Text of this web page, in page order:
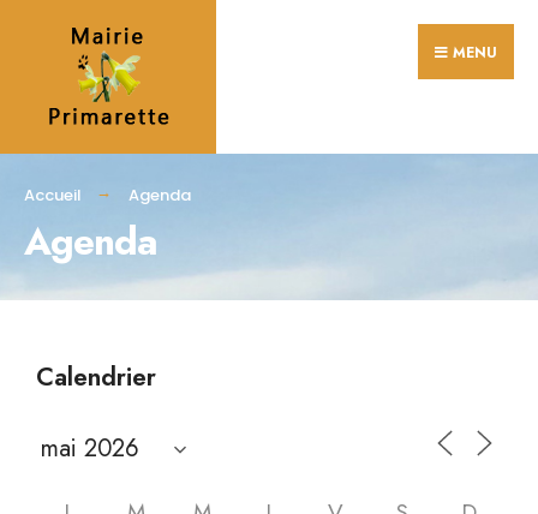
MENU
Accueil Agenda
Agenda
Calendrier